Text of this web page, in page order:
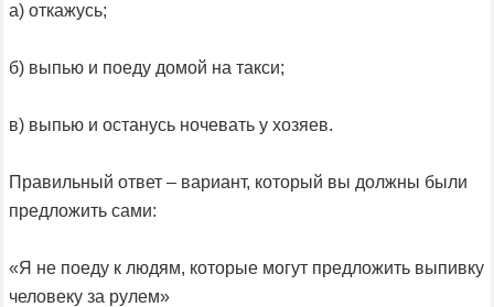
а) откажусь;
б) выпью и поеду домой на такси;
в) выпью и останусь ночевать у хозяев.
Правильный ответ – вариант, который вы должны были
предложить сами:
«Я не поеду к людям, которые могут предложить выпивку
человеку за рулем»